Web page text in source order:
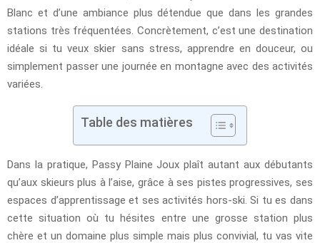
Blanc et d’une ambiance plus détendue que dans les grandes
stations très fréquentées. Concrètement, c’est une destination
idéale si tu veux skier sans stress, apprendre en douceur, ou
simplement passer une journée en montagne avec des activités
variées.
Table des matières
Dans la pratique, Passy Plaine Joux plaît autant aux débutants
qu’aux skieurs plus à l’aise, grâce à ses pistes progressives, ses
espaces d’apprentissage et ses activités hors-ski. Si tu es dans
cette situation où tu hésites entre une grosse station plus
chère et un domaine plus simple mais plus convivial, tu vas vite